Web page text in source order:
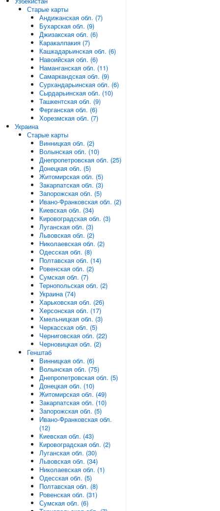
Старые карты
Андижанская обл. (7)
Бухарская обл. (9)
Джизакская обл. (6)
Каракалпакия (7)
Кашкадарьинская обл. (6)
Навоийская обл. (6)
Наманганская обл. (11)
Самаркандская обл. (9)
Сурхандарьинская обл. (6)
Сырдарьинская обл. (10)
Ташкентская обл. (9)
Ферганская обл. (6)
Хорезмская обл. (7)
Украина
Старые карты
Винницкая обл. (2)
Волынская обл. (10)
Днепропетровская обл. (25)
Донецкая обл. (5)
Житомирская обл. (5)
Закарпатская обл. (3)
Запорожская обл. (5)
Ивано-Франковская обл. (2)
Киевская обл. (34)
Кировоградская обл. (3)
Луганская обл. (3)
Львовская обл. (2)
Николаевская обл. (2)
Одесская обл. (8)
Полтавская обл. (14)
Ровенская обл. (2)
Сумская обл. (7)
Тернопольская обл. (2)
Украина (74)
Харьковская обл. (26)
Херсонская обл. (17)
Хмельницкая обл. (3)
Черкасская обл. (5)
Черниговская обл. (22)
Черновицкая обл. (2)
Генштаб
Винницкая обл. (6)
Волынская обл. (75)
Днепропетровская обл. (5)
Донецкая обл. (10)
Житомирская обл. (49)
Закарпатская обл. (10)
Запорожская обл. (5)
Ивано-Франковская обл.
(12)
Киевская обл. (43)
Кировоградская обл. (2)
Луганская обл. (30)
Львовская обл. (34)
Николаевская обл. (1)
Одесская обл. (5)
Полтавская обл. (8)
Ровенская обл. (31)
Сумская обл. (6)